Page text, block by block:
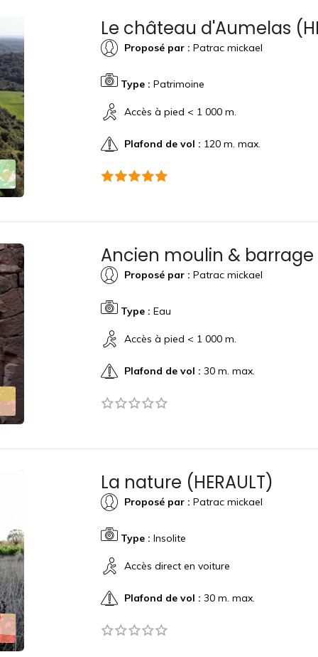
Le château d'Aumelas
Proposé par : Patrac mickael
Type : Patrimoine
Accès à pied < 1 000 m.
Plafond de vol : 120 m. max.
Ancien moulin & barrage
Proposé par : Patrac mickael
Type : Eau
Accès à pied < 1 000 m.
Plafond de vol : 30 m. max.
La nature (HERAULT)
Proposé par : Patrac mickael
Type : Insolite
Accès direct en voiture
Plafond de vol : 30 m. max.